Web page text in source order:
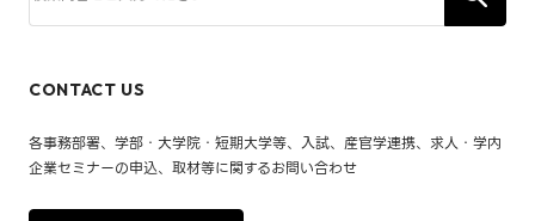
CONTACT US
各事務部署、学部・大学院・短期大学等、入試、産官学連携、求人・学内
企業セミナーの申込、取材等に関するお問い合わせ